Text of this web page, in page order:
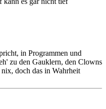
in Programmen und
zu den Gauklern, den Clowns
doch das in Wahrheit